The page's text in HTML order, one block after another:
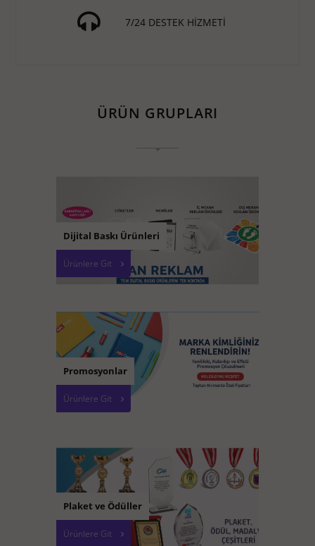
7/24 DESTEK HİZMETİ
ÜRÜN GRUPLARI
Dijital Baskı Ürünleri
Ürünlere Git
Promosyonlar
Ürünlere Git
Plaket ve Ödüller
Ürünlere Git